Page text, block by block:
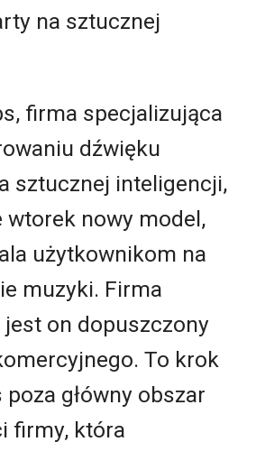
na sztucznej
firma specjalizująca
dźwięku
sztucznej inteligencji,
wtorek nowy model,
użytkownikom na
muzyki. Firma
jest on dopuszczony
To krok
poza główny obszar
firmy, która